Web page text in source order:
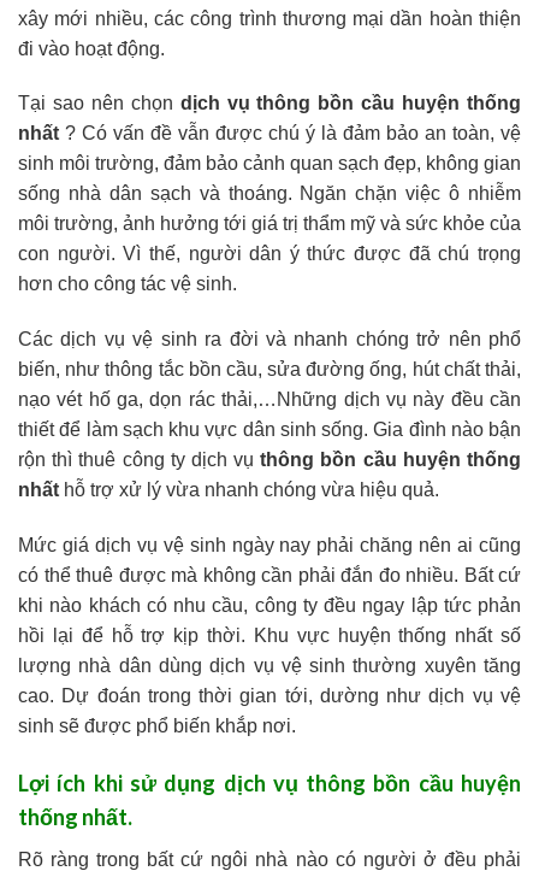
xây mới nhiều, các công trình thương mại dần hoàn thiện
đi vào hoạt động.
Tại sao nên chọn dịch vụ thông bồn cầu huyện thống
nhất ? Có vấn đề vẫn được chú ý là đảm bảo an toàn, vệ
sinh môi trường, đảm bảo cảnh quan sạch đẹp, không gian
sống nhà dân sạch và thoáng. Ngăn chặn việc ô nhiễm
môi trường, ảnh hưởng tới giá trị thẩm mỹ và sức khỏe của
con người. Vì thế, người dân ý thức được đã chú trọng
hơn cho công tác vệ sinh.
Các dịch vụ vệ sinh ra đời và nhanh chóng trở nên phổ
biến, như thông tắc bồn cầu, sửa đường ống, hút chất thải,
nạo vét hố ga, dọn rác thải,…Những dịch vụ này đều cần
thiết để làm sạch khu vực dân sinh sống. Gia đình nào bận
rộn thì thuê công ty dịch vụ thông bồn cầu huyện thống
nhất hỗ trợ xử lý vừa nhanh chóng vừa hiệu quả.
Mức giá dịch vụ vệ sinh ngày nay phải chăng nên ai cũng
có thể thuê được mà không cần phải đắn đo nhiều. Bất cứ
khi nào khách có nhu cầu, công ty đều ngay lập tức phản
hồi lại để hỗ trợ kịp thời. Khu vực huyện thống nhất số
lượng nhà dân dùng dịch vụ vệ sinh thường xuyên tăng
cao. Dự đoán trong thời gian tới, dường như dịch vụ vệ
sinh sẽ được phổ biến khắp nơi.
Lợi ích khi sử dụng dịch vụ thông bồn cầu huyện
thống nhất.
Rõ ràng trong bất cứ ngôi nhà nào có người ở đều phải